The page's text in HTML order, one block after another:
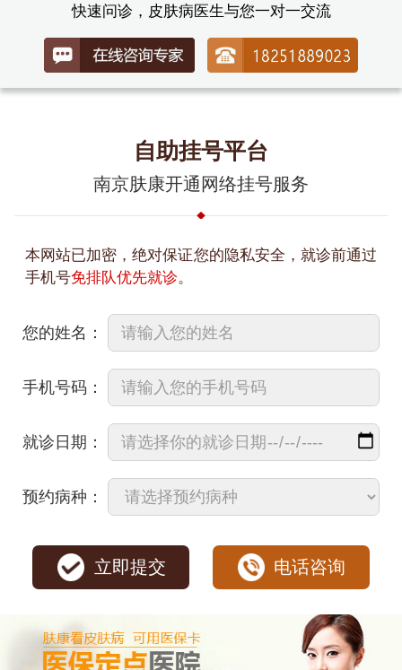
快速问诊，皮肤病医生与您一对一交流
自助挂号平台
南京肤康开通网络挂号服务
本网站已加密，绝对保证您的隐私安全，就诊前通过
手机号免排队优先就诊。
您的姓名：
手机号码：
就诊日期：
预约病种：
立即提交 电话咨询